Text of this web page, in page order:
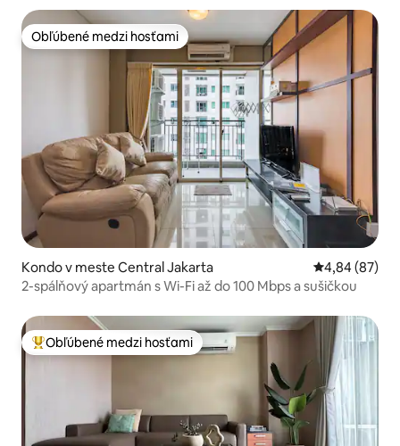
Obľúbené medzi hosťami
Obľúbené medzi hosťami
Kondo v meste Central Jakarta Priemerné
4,84 (87)
2-spálňový apartmán s Wi-Fi až do 100 Mbps a sušičkou
Najobľúbenejšie medzi hosťami
Obľúbené medzi hosťami